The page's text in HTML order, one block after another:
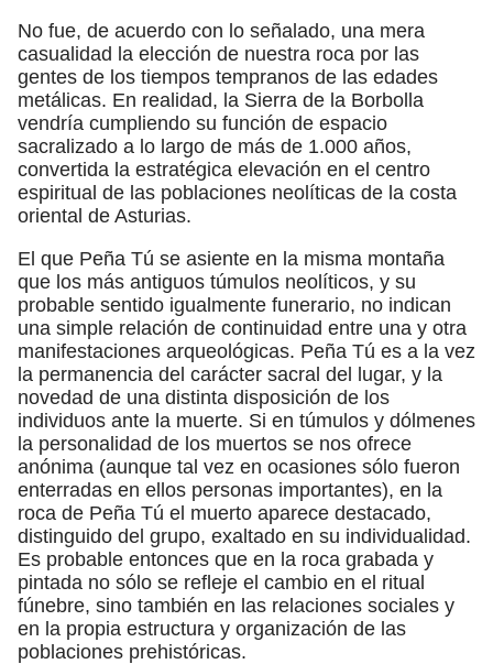
No fue, de acuerdo con lo señalado, una mera
casualidad la elección de nuestra roca por las
gentes de los tiempos tempranos de las edades
metálicas. En realidad, la Sierra de la Borbolla
vendría cumpliendo su función de espacio
sacralizado a lo largo de más de 1.000 años,
convertida la estratégica elevación en el centro
espiritual de las poblaciones neolíticas de la costa
oriental de Asturias.
El que Peña Tú se asiente en la misma montaña
que los más antiguos túmulos neolíticos, y su
probable sentido igualmente funerario, no indican
una simple relación de continuidad entre una y otra
manifestaciones arqueológicas. Peña Tú es a la vez
la permanencia del carácter sacral del lugar, y la
novedad de una distinta disposición de los
individuos ante la muerte. Si en túmulos y dólmenes
la personalidad de los muertos se nos ofrece
anónima (aunque tal vez en ocasiones sólo fueron
enterradas en ellos personas importantes), en la
roca de Peña Tú el muerto aparece destacado,
distinguido del grupo, exaltado en su individualidad.
Es probable entonces que en la roca grabada y
pintada no sólo se refleje el cambio en el ritual
fúnebre, sino también en las relaciones sociales y
en la propia estructura y organización de las
poblaciones prehistóricas.